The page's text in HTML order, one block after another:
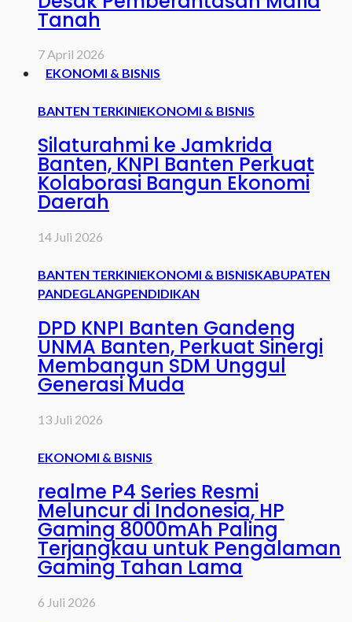
Tanah
7 April 2026
EKONOMI & BISNIS
BANTEN TERKINIEKONOMI & BISNIS
Silaturahmi ke Jamkrida
Banten, KNPI Banten Perkuat
Kolaborasi Bangun Ekonomi
Daerah
14 Juli 2026
BANTEN TERKINIEKONOMI & BISNISKABUPATEN
PANDEGLANGPENDIDIKAN
DPD KNPI Banten Gandeng
UNMA Banten, Perkuat Sinergi
Membangun SDM Unggul
Generasi Muda
13 Juli 2026
EKONOMI & BISNIS
realme P4 Series Resmi
Meluncur di Indonesia, HP
Gaming 8000mAh Paling
Terjangkau untuk Pengalaman
Gaming Tahan Lama
6 Juli 2026